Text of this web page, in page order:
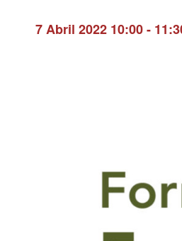
7 Abril 2022 10:00-